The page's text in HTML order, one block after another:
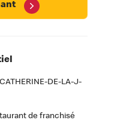
DE-LA-J-
de franchisé